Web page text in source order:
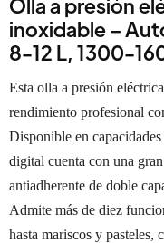
inoxidable –
8-12 L, 1300-
Esta olla a presión
rendimiento profesional
Disponible en
digital cuenta con una
antiadherente de doble
Admite más de diez
hasta mariscos y pasteles,